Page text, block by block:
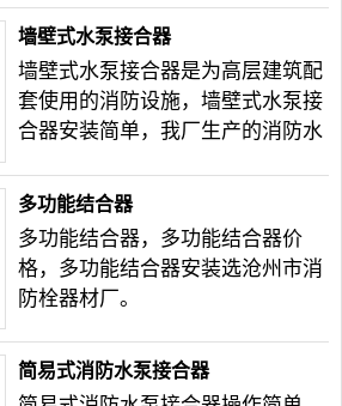
墙壁式水泵接合器
墙壁式水泵接合器是为高层建筑配
套使用的消防设施，墙壁式水泵接
合器安装简单，我厂生产的消防水
93《消防水泵结合器》设计制造
的。
多功能结合器
多功能结合器，多功能结合器价
格，多功能结合器安装选沧州市消
防栓器材厂。
简易式消防水泵接合器